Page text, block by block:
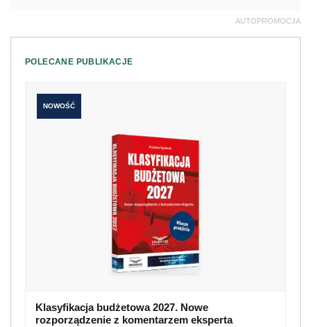
AUTOPROMOCJA
POLECANE PUBLIKACJE
NOWOŚĆ
Klasyfikacja budżetowa 2027. Nowe
rozporządzenie z komentarzem eksperta